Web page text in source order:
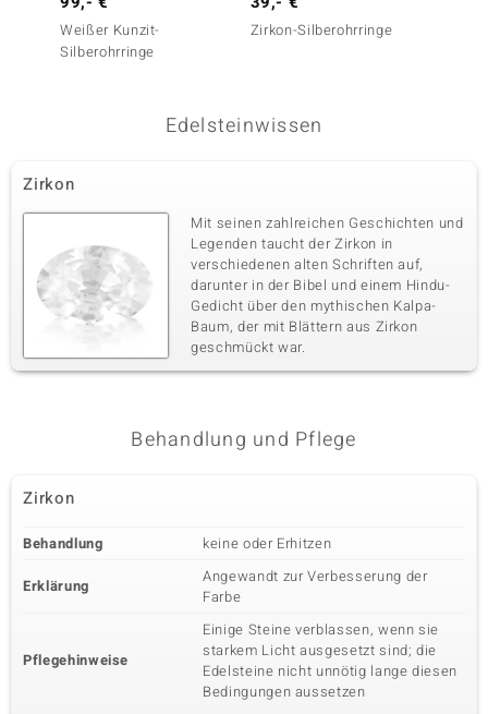
Weißer Kunzit-
Silberohrringe
Zirkon-Silberohrringe
Edelsteinwissen
Zirkon
Mit seinen zahlreichen Geschichten und
Legenden taucht der Zirkon in
verschiedenen alten Schriften auf,
darunter in der Bibel und einem Hindu-
Gedicht über den mythischen Kalpa-
Baum, der mit Blättern aus Zirkon
geschmückt war.
Behandlung und Pflege
Zirkon
Behandlung keine oder Erhitzen
Erklärung
Angewandt zur Verbesserung der
Farbe
Pflegehinweise
Einige Steine verblassen, wenn sie
starkem Licht ausgesetzt sind; die
Edelsteine nicht unnötig lange diesen
Bedingungen aussetzen